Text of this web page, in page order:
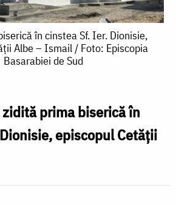
în cinstea Sf. Ier. Dionisie,
Albe – Ismail / Foto: Episcopia
Basarabiei de Sud
prima biserică în
episcopul Cetății